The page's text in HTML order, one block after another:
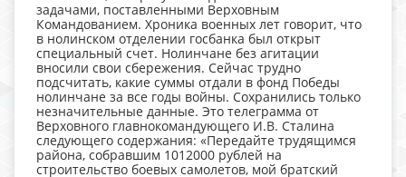
задачами, поставленными Верховным
Командованием. Хроника военных лет говорит, что
в нолинском отделении госбанка был открыт
специальный счет. Нолинчане без агитации
вносили свои сбережения. Сейчас трудно
подсчитать, какие суммы отдали в фонд Победы
нолинчане за все годы войны. Сохранились только
незначительные данные. Это телеграмма от
Верховного главнокомандующего И.В. Сталина
следующего содержания: «Передайте трудящимся
района, собравшим 1012000 рублей на
строительство боевых самолетов, мой братский